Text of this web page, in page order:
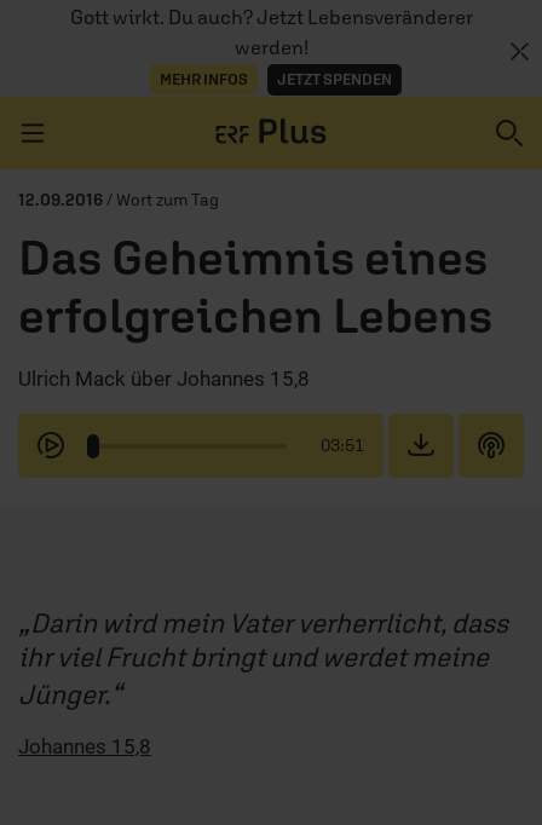
Gott wirkt. Du auch? Jetzt Lebensveränderer
werden!
MEHR INFOS JETZT SPENDEN
AUDIOTHEK
PROGRAMM
MITMACHEN
PODCASTS
12.09.2016 / Wort zum Tag
Das Geheimnis eines
erfolgreichen Lebens
Ulrich Mack über Johannes 15,8
03:51
Darin wird mein Vater verherrlicht, dass
ihr viel Frucht bringt und werdet meine
Jünger.
Johannes 15,8